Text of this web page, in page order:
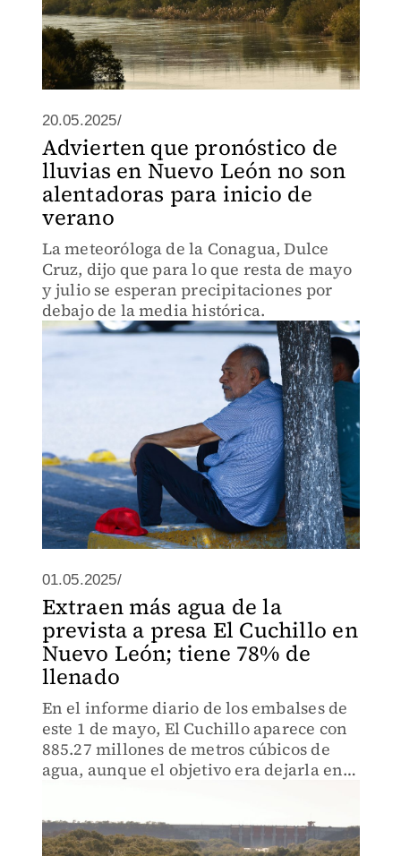
20.05.2025/
Advierten que pronóstico de
lluvias en Nuevo León no son
alentadoras para inicio de
verano
La meteoróloga de la Conagua, Dulce
Cruz, dijo que para lo que resta de mayo
y julio se esperan precipitaciones por
debajo de la media histórica.
01.05.2025/
Extraen más agua de la
prevista a presa El Cuchillo en
Nuevo León; tiene 78% de
llenado
En el informe diario de los embalses de
este 1 de mayo, El Cuchillo aparece con
885.27 millones de metros cúbicos de
agua, aunque el objetivo era dejarla en